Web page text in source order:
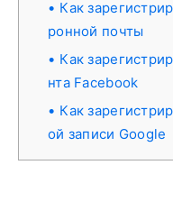
Как
ронной почты
Как
нта Facebook
Как
ой записи Google